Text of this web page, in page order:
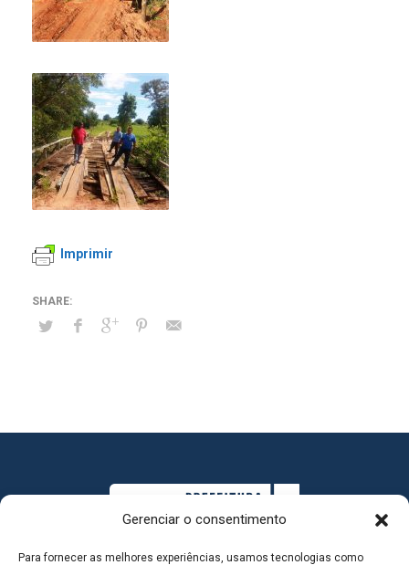
Gerenciar o consentimento
Para fornecer as melhores experiências, usamos tecnologias como
Imprimir